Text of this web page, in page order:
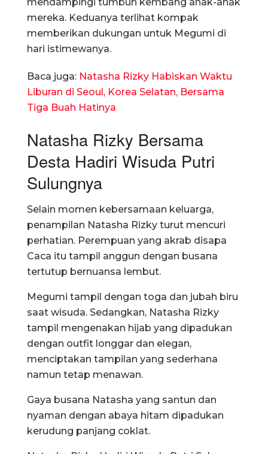
mereka. Keduanya terlihat kompak
memberikan dukungan untuk Megumi di
hari istimewanya.
Baca juga: Natasha Rizky Habiskan Waktu
Liburan di Seoul, Korea Selatan, Bersama
Tiga Buah Hatinya
Natasha Rizky Bersama
Desta Hadiri Wisuda Putri
Sulungnya
Selain momen kebersamaan keluarga,
penampilan Natasha Rizky turut mencuri
perhatian. Perempuan yang akrab disapa
Caca itu tampil anggun dengan busana
tertutup bernuansa lembut.
Megumi tampil dengan toga dan jubah biru
saat wisuda. Sedangkan, Natasha Rizky
tampil mengenakan hijab yang dipadukan
dengan outfit longgar dan elegan,
menciptakan tampilan yang sederhana
namun tetap menawan.
Gaya busana Natasha yang santun dan
nyaman dengan abaya hitam dipadukan
kerudung panjang coklat.